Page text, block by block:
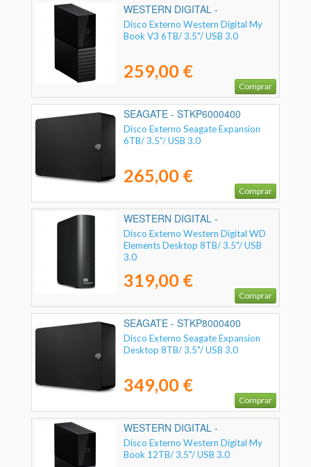
WESTERN DIGITAL -
WDBBGB0060HBK-EESN
Disco Externo Western Digital My
Book V3 6TB/ 3.5"/ USB 3.0
259,00 €
Comprar
SEAGATE - STKP6000400
Disco Externo Seagate Expansion
6TB/ 3.5"/ USB 3.0
265,00 €
Comprar
WESTERN DIGITAL -
WDBWLG0080HBK-EESN
Disco Externo Western Digital WD
Elements Desktop 8TB/ 3.5"/ USB
3.0
319,00 €
Comprar
SEAGATE - STKP8000400
Disco Externo Seagate Expansion
Desktop 8TB/ 3.5"/ USB 3.0
349,00 €
Comprar
WESTERN DIGITAL -
WDBBGB0120HBK-EESN
Disco Externo Western Digital My
Book 12TB/ 3.5"/ USB 3.0